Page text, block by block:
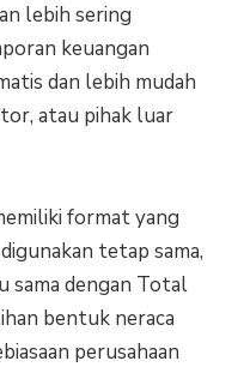
lebih sering
keuangan
dan lebih mudah
atau pihak luar
format yang
tetap sama,
sama dengan Total
bentuk neraca
perusahaan